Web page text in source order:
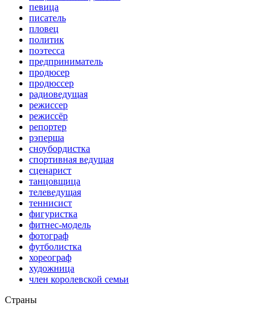
певица
писатель
пловец
политик
поэтесса
предприниматель
продюсер
продюссер
радиоведущая
режиссер
режиссёр
репортер
рэперша
сноубордистка
спортивная ведущая
сценарист
танцовщица
телеведущая
теннисист
фигуристка
фитнес-модель
фотограф
футболистка
хореограф
художница
член королевской семьи
Страны